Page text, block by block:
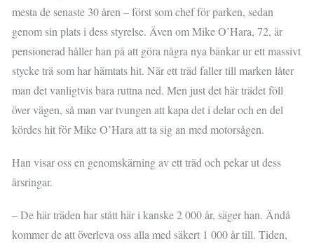
mesta de senaste 30 åren – först som chef för parken, sedan
genom sin plats i dess styrelse. Även om Mike O’Hara, 72, är
pensionerad håller han på att göra några nya bänkar ur ett massivt
stycke trä som har hämtats hit. När ett träd faller till marken låter
man det vanligtvis bara ruttna ned. Men just det här trädet föll
över vägen, så man var tvungen att kapa det i delar och en del
kördes hit för Mike O’Hara att ta sig an med motorsågen.
Han visar oss en genomskärning av ett träd och pekar ut dess
årsringar.
– De här träden har stått här i kanske 2 000 år, säger han. Ändå
kommer de att överleva oss alla med säkert 1 000 år till. Tiden,